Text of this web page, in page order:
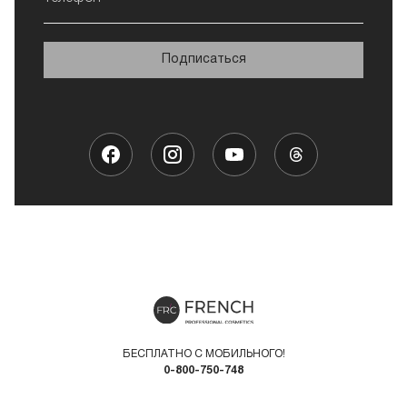
Подписаться
БЕСПЛАТНО С МОБИЛЬНОГО!
0-800-750-748